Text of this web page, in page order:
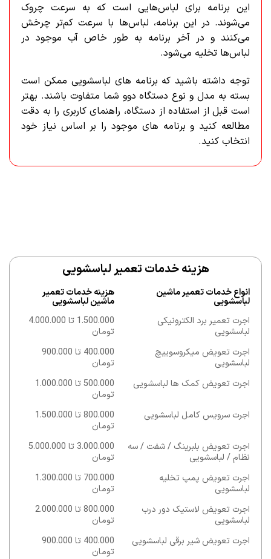
این برنامه برای لباس‌هایی است که به سرعت چروک
می‌شوند. در این برنامه، لباس‌ها با سرعت کم‌تر چرخش
می‌کنند و در آخر برنامه به طور خاص آب موجود در
لباس‌ها تخلیه می‌شود.
توجه داشته باشید که برنامه های لباسشویی ممکن است
بسته به مدل و نوع دستگاه دوو شما متفاوت باشند. بهتر
است قبل از استفاده از دستگاه، راهنمای کاربری را به دقت
مطالعه کنید و برنامه های موجود را بر اساس نیاز خود
انتخاب کنید.
هزینه خدمات تعمیر لباسشویی
انواع خدمات تعمیر ماشین
لباسشویی
هزینه خدمات تعمیر
ماشین لباسشویی
اجرت تعمیر برد الکترونیکی
لباسشویی
1.500.000 تا 4.000.000
تومان
اجرت تعویض میکروسوییچ
لباسشویی
400.000 تا 900.000
تومان
اجرت تعویض کمک ها لباسشویی
500.000 تا 1.000.000
تومان
اجرت سرویس کامل لباسشویی
800.000 تا 1.500.000
تومان
اجرت تعویض بلبرینگ / شفت / سه
نظام / لباسشویی
3.000.000 تا 5.000.000
تومان
اجرت تعویض پمپ تخلیه
لباسشویی
700.000 تا 1.300.000
تومان
اجرت تعویض لاستیک دور درب
لباسشویی
800.000 تا 2.000.000
تومان
اجرت تعویض شیر برقی لباسشویی
400.000 تا 900.000
تومان